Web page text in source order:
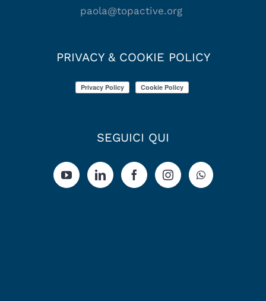
paola@topactive.org
PRIVACY & COOKIE POLICY
SEGUICI QUI